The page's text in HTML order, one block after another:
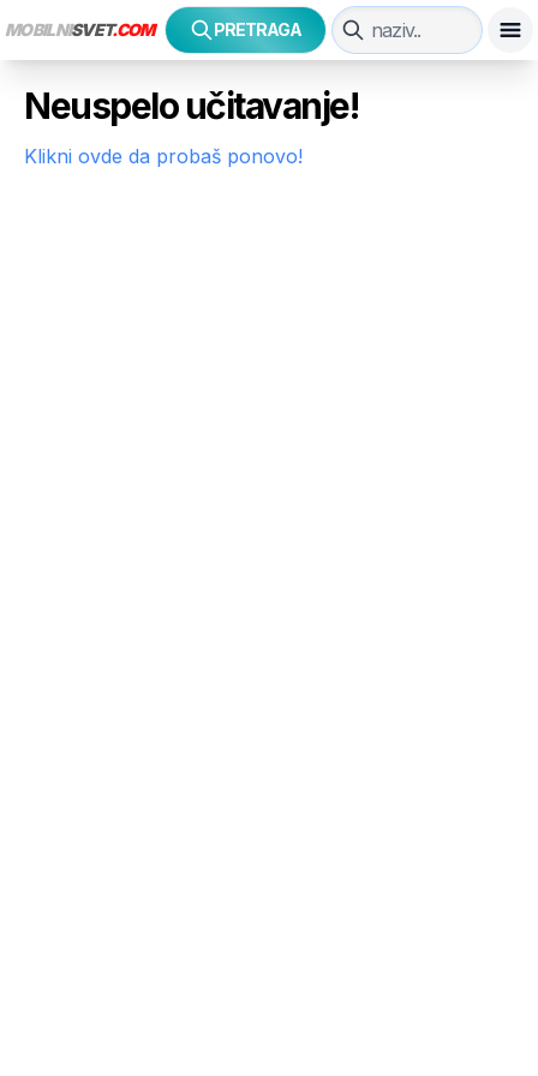
MOBILNISVET.COM PRETRAGA
Neuspelo učitavanje!
Klikni ovde da probaš ponovo!